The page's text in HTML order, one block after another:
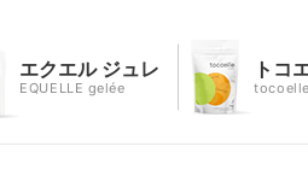
エクエル ジュレ
EQUELLE gelée
トコ
tocoelle